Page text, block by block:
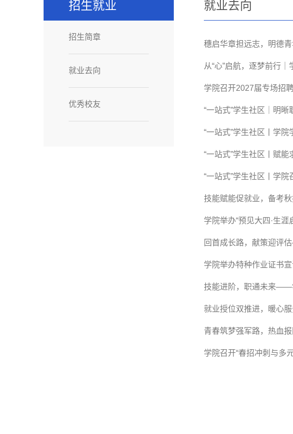
招生就业
招生简章
就业去向
优秀校友
就业去向
穗启华章担远志，明德
从“心”启航，逐梦前行
学院召开2027届专场招
“一站式”学生社区｜明
“一站式”学生社区丨学
“一站式”学生社区丨赋
“一站式”学生社区丨学
技能赋能促就业，备考
学院举办“预见大四·生
回首成长路，献策迎评
学院举办特种作业证书
技能进阶，职通未来——
就业授位双推进，暖心
青春筑梦强军路，热血
学院召开“春招冲刺与多